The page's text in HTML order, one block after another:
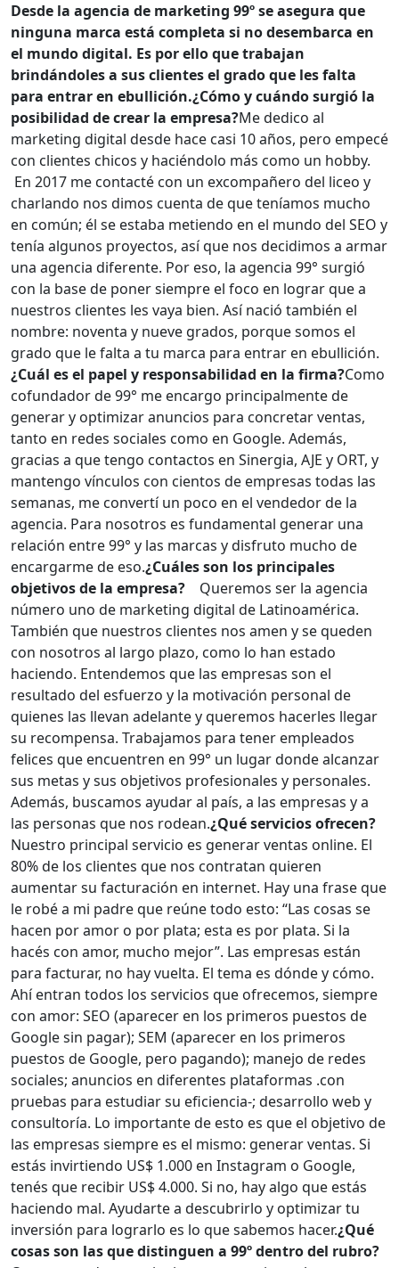
Desde la agencia de marketing 99º se asegura que
ninguna marca está completa si no desembarca en
el mundo digital. Es por ello que trabajan
brindándoles a sus clientes el grado que les falta
para entrar en ebullición.¿Cómo y cuándo surgió la
posibilidad de crear la empresa?Me dedico al
marketing digital desde hace casi 10 años, pero empecé
con clientes chicos y haciéndolo más como un hobby.
En 2017 me contacté con un excompañero del liceo y
charlando nos dimos cuenta de que teníamos mucho
en común; él se estaba metiendo en el mundo del SEO y
tenía algunos proyectos, así que nos decidimos a armar
una agencia diferente. Por eso, la agencia 99° surgió
con la base de poner siempre el foco en lograr que a
nuestros clientes les vaya bien. Así nació también el
nombre: noventa y nueve grados, porque somos el
grado que le falta a tu marca para entrar en ebullición.
¿Cuál es el papel y responsabilidad en la firma?Como
cofundador de 99° me encargo principalmente de
generar y optimizar anuncios para concretar ventas,
tanto en redes sociales como en Google. Además,
gracias a que tengo contactos en Sinergia, AJE y ORT, y
mantengo vínculos con cientos de empresas todas las
semanas, me convertí un poco en el vendedor de la
agencia. Para nosotros es fundamental generar una
relación entre 99° y las marcas y disfruto mucho de
encargarme de eso.¿Cuáles son los principales
objetivos de la empresa? Queremos ser la agencia
número uno de marketing digital de Latinoamérica.
También que nuestros clientes nos amen y se queden
con nosotros al largo plazo, como lo han estado
haciendo. Entendemos que las empresas son el
resultado del esfuerzo y la motivación personal de
quienes las llevan adelante y queremos hacerles llegar
su recompensa. Trabajamos para tener empleados
felices que encuentren en 99° un lugar donde alcanzar
sus metas y sus objetivos profesionales y personales.
Además, buscamos ayudar al país, a las empresas y a
las personas que nos rodean.¿Qué servicios ofrecen?
Nuestro principal servicio es generar ventas online. El
80% de los clientes que nos contratan quieren
aumentar su facturación en internet. Hay una frase que
le robé a mi padre que reúne todo esto: “Las cosas se
hacen por amor o por plata; esta es por plata. Si la
hacés con amor, mucho mejor”. Las empresas están
para facturar, no hay vuelta. El tema es dónde y cómo.
Ahí entran todos los servicios que ofrecemos, siempre
con amor: SEO (aparecer en los primeros puestos de
Google sin pagar); SEM (aparecer en los primeros
puestos de Google, pero pagando); manejo de redes
sociales; anuncios en diferentes plataformas .con
pruebas para estudiar su eficiencia-; desarrollo web y
consultoría. Lo importante de esto es que el objetivo de
las empresas siempre es el mismo: generar ventas. Si
estás invirtiendo US$ 1.000 en Instagram o Google,
tenés que recibir US$ 4.000. Si no, hay algo que estás
haciendo mal. Ayudarte a descubrirlo y optimizar tu
inversión para lograrlo es lo que sabemos hacer.¿Qué
cosas son las que distinguen a 99º dentro del rubro?